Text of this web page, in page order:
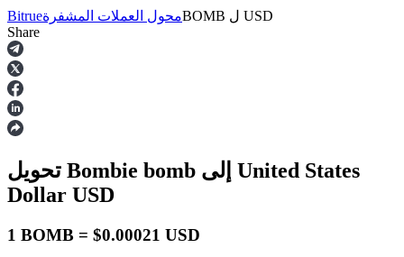
العقود الآجلة
Bitrueمحول العملات المشفرةBOMB ل USD
Share
تحويل Bombie bomb
Dollar USD
1 BOMB = $0.00021 USD